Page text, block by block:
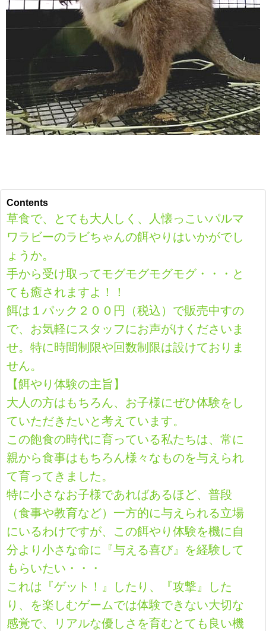
Contents
草食で、とても大人しく、人懐っこいパルマ
ワラビーのラビちゃんの餌やりはいかがでし
ょうか。
手から受け取ってモグモグモグモグ・・・と
ても癒されますよ！！
餌は１パック２００円（税込）で販売中すの
で、お気軽にスタッフにお声がけくださいま
せ。特に時間制限や回数制限は設けておりま
せん。
【餌やり体験の主旨】
大人の方はもちろん、お子様にぜひ体験をし
ていただきたいと考えています。
この飽食の時代に育っている私たちは、常に
親から食事はもちろん様々なものを与えられ
て育ってきました。
特に小さなお子様であればあるほど、普段
（食事や教育など）一方的に与えられる立場
にいるわけですが、この餌やり体験を機に自
分より小さな命に『与える喜び』を経験して
もらいたい・・・
これは『ゲット！』したり、『攻撃』した
り、を楽しむゲームでは体験できない大切な
感覚で、リアルな優しさを育むとても良い機